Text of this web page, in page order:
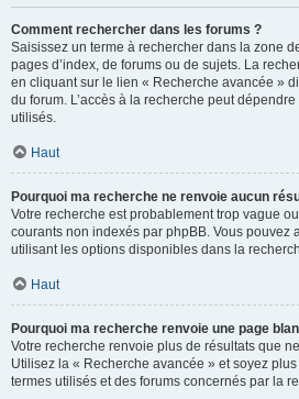
Comment rechercher dans les forums ?
Saisissez un terme à rechercher dans la zone
pages d’index, de forums ou de sujets. La
en cliquant sur le lien « Recherche avancée »
du forum. L’accès à la recherche peut
utilisés.
Haut
Pourquoi ma recherche ne renvoie aucun
Votre recherche est probablement trop vague
courants non indexés par phpBB. Vous pouvez
utilisant les options disponibles dans la
Haut
Pourquoi ma recherche renvoie une page
Votre recherche renvoie plus de résultats que
Utilisez la « Recherche avancée » et soyez
termes utilisés et des forums concernés par la